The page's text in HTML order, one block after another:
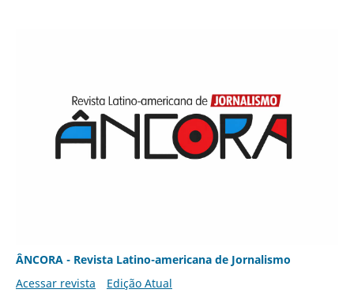
ÂNCORA - Revista Latino-americana de Jornalismo
Acessar revista
Edição Atual